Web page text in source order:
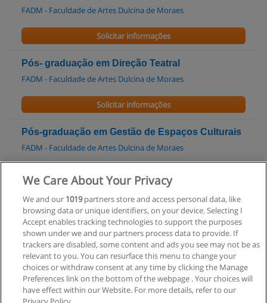
FADM - Faculdade de Artes Dulcina de Moraes
Solicitar informações
Pós- graduação em Direção Teatral
FADM - Faculdade de Artes Dulcina de Moraes
Solicitar informações
Pós-graduação em Gestão de Espaços Culturais
FADM - Faculdade de Artes Dulcina de Moraes
Solicitar informações
Curso de Pintura em Tela
Professor Costerus
Solicitar informações
We Care About Your Privacy
We and our 1019partners store and access personal data, like
browsing data or unique identifiers, on your device. Selecting I
Accept enables tracking technologies to support the purposes
shown under we and our partners process data to provide. If
trackers are disabled, some content and ads you see may not be as
relevant to you. You can resurface this menu to change your
choices or withdraw consent at any time by clicking the Manage
Preferences link on the bottom of the webpage . Your choices will
have effect within our Website. For more details, refer to our